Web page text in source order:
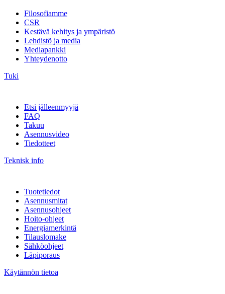
Filosofiamme
CSR
Kestävä kehitys ja ympäristö
Lehdistö ja media
Mediapankki
Yhteydenotto
Tuki
Etsi jälleenmyyjä
FAQ
Takuu
Asennusvideo
Tiedotteet
Teknisk info
Tuotetiedot
Asennusmitat
Asennusohjeet
Hoito-ohjeet
Energiamerkintä
Tilauslomake
Sähköohjeet
Läpiporaus
Käytännön tietoa